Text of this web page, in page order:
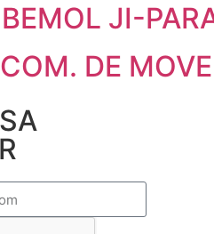
JI-
DE